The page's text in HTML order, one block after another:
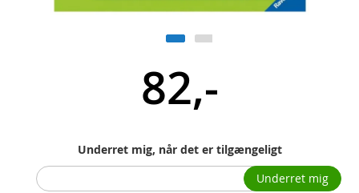
82,-
Underret mig, når det er tilgængeligt
Underret mig